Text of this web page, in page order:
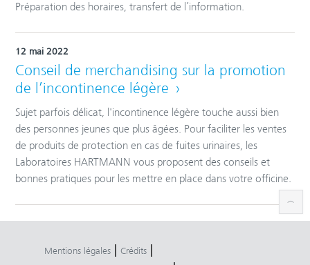
Préparation des horaires, transfert de l’information.
12 mai 2022
Conseil de merchandising sur la promotion
de l’incontinence légère
Sujet parfois délicat, l'incontinence légère touche aussi bien
des personnes jeunes que plus âgées. Pour faciliter les ventes
de produits de protection en cas de fuites urinaires, les
Laboratoires HARTMANN vous proposent des conseils et
bonnes pratiques pour les mettre en place dans votre officine.
Mentions légales Crédits